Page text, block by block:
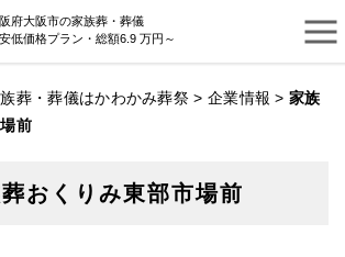
府大阪市の家族葬・葬儀
低価格プラン・総額6.9 万円～
葬・葬儀はかわかみ葬祭 > 企業情報 >家族
前
おくりみ東部市場前